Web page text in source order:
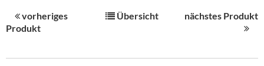
Unser Liefergebiet
Unser Team
Kontakt
Angebote Gastronomie & Großhandel
Gastronomie
Großhandel
Innovation - Die Neue Art des Bierzapfens
"DroughtMaster"
MARKEN & PRODUKTE
Weine & Schaumwein
Sirup
Kommisionskauf & Lieferbedingungen
vorheriges
Produkt
Übersicht nächstes Produkt